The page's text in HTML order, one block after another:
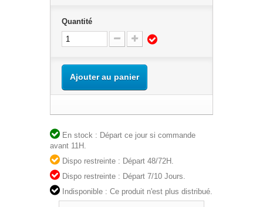
Quantité
Ajouter au panier
En stock : Départ ce jour si commande
avant 11H.
Dispo restreinte : Départ 48/72H.
Dispo restreinte : Départ 7/10 Jours.
Indisponible : Ce produit n'est plus distribué.